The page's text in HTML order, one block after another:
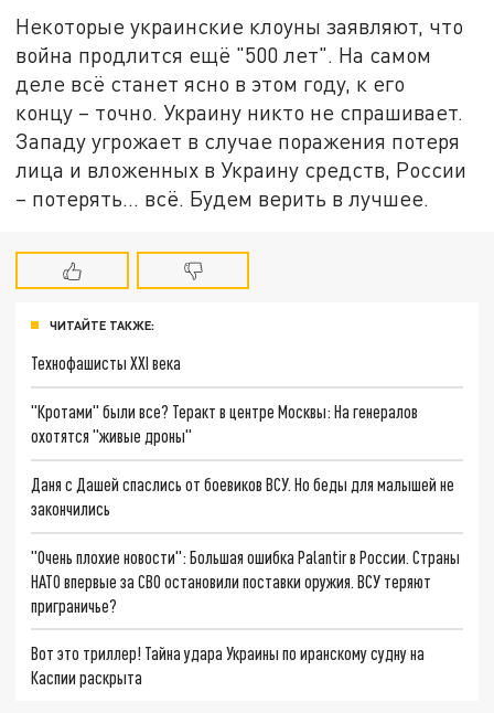
Некоторые украинские клоуны заявляют, что
война продлится ещё "500 лет". На самом
деле всё станет ясно в этом году, к его
концу – точно. Украину никто не спрашивает.
Западу угрожает в случае поражения потеря
лица и вложенных в Украину средств, России
– потерять… всё. Будем верить в лучшее.
ЧИТАЙТЕ ТАКЖЕ:
Технофашисты XXI века
"Кротами" были все? Теракт в центре Москвы: На генералов
охотятся "живые дроны"
Даня с Дашей спаслись от боевиков ВСУ. Но беды для малышей не
закончились
"Очень плохие новости": Большая ошибка Palantir в России. Страны
НАТО впервые за СВО остановили поставки оружия. ВСУ теряют
приграничье?
Вот это триллер! Тайна удара Украины по иранскому судну на
Каспии раскрыта